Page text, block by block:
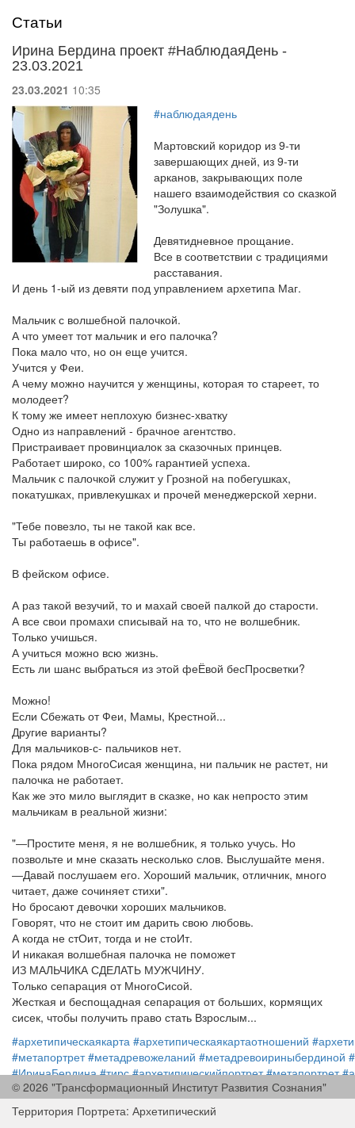
Статьи
Ирина Бердина проект #НаблюдаяДень -
23.03.2021
23.03.2021 10:35
#наблюдаядень
Мартовский коридор из 9-ти
завершающих дней, из 9-ти
арканов, закрывающих поле
нашего взаимодействия со сказкой
"Золушка".
Девятидневное прощание.
Все в соответствии с традициями
расставания.
И день 1-ый из девяти под управлением архетипа Маг.
Мальчик с волшебной палочкой.
А что умеет тот мальчик и его палочка?
Пока мало что, но он еще учится.
Учится у Феи.
А чему можно научится у женщины, которая то стареет, то
молодеет?
К тому же имеет неплохую бизнес-хватку
Одно из направлений - брачное агентство.
Пристраивает провинциалок за сказочных принцев.
Работает широко, со 100% гарантией успеха.
Мальчик с палочкой служит у Грозной на побегушках,
покатушках, привлекушках и прочей менеджерской херни.
"Тебе повезло, ты не такой как все.
Ты работаешь в офисе".
В фейском офисе.
А раз такой везучий, то и махай своей палкой до старости.
А все свои промахи списывай на то, что не волшебник.
Только учишься.
А учиться можно всю жизнь.
Есть ли шанс выбраться из этой феЁвой бесПросветки?
Можно!
Если Сбежать от Феи, Мамы, Крестной...
Другие варианты?
Для мальчиков-с- пальчиков нет.
Пока рядом МногоСисая женщина, ни пальчик не растет, ни
палочка не работает.
Как же это мило выглядит в сказке, но как непросто этим
мальчикам в реальной жизни:
"―Простите меня, я не волшебник, я только учусь. Но
позвольте и мне сказать несколько слов. Выслушайте меня.
―Давай послушаем его. Хороший мальчик, отличник, много
читает, даже сочиняет стихи".
Но бросают девочки хороших мальчиков.
Говорят, что не стоит им дарить свою любовь.
А когда не стОит, тогда и не стоИт.
И никакая волшебная палочка не поможет
ИЗ МАЛЬЧИКА СДЕЛАТЬ МУЖЧИНУ.
Только сепарация от МногоСисой.
Жесткая и беспощадная сепарация от больших, кормящих
сисек, чтобы получить право стать Взрослым...
#архетипическаякарта #архетипическаякартаотношений
#метапортрет #метадревожеланий #метадревоириныбердиной
#ИринаБердина #тирс #архетипическийпортрет #метапортрет
#символьноемышление #сновидимвместе #иринабердина
© 2026 "Трансформационный Институт Развития Сознания"
Территория Портрета: Архетипический